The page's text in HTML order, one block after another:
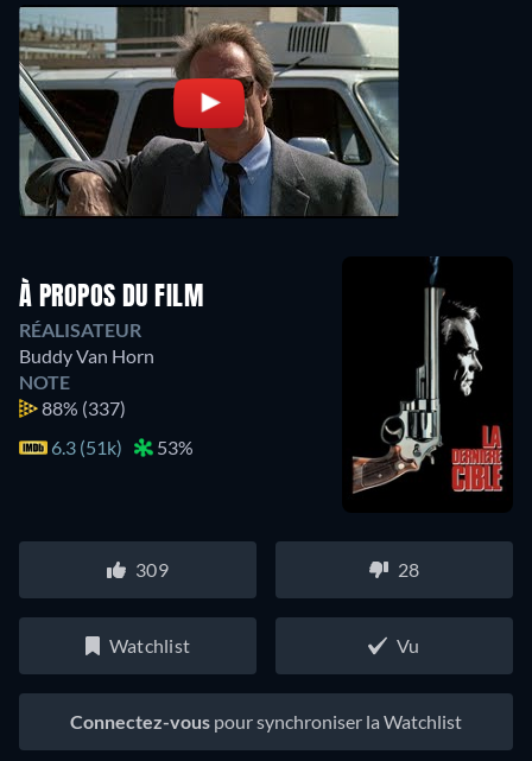
À PROPOS DU FILM
RÉALISATEUR
Buddy Van Horn
NOTE
88% (337)
6.3 (51k)
53%
309 28
Watchlist Vu
Connectez-vous pour synchroniser la Watchlist